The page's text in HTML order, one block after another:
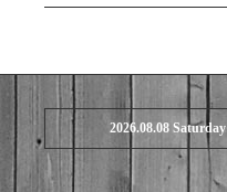
2026.08.08 Saturday